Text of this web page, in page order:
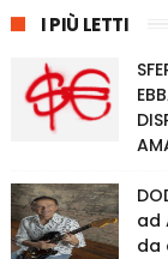
I PIÙ LETTI
ad
da